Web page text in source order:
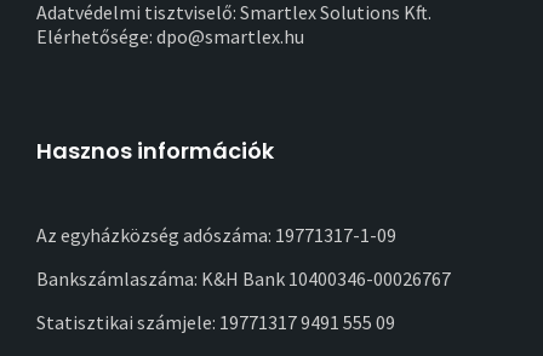
Adatvédelmi tisztviselő: Smartlex Solutions Kft.
Elérhetősége: dpo@smartlex.hu
Hasznos információk
Az egyházközség adószáma: 19771317-1-09
Bankszámlaszáma: K&H Bank 10400346-00026767
Statisztikai számjele: 19771317 9491 555 09